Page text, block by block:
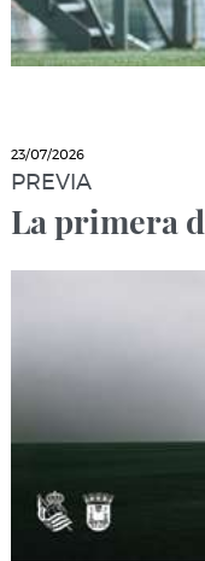
23/07/2026
PREVIA
La primera